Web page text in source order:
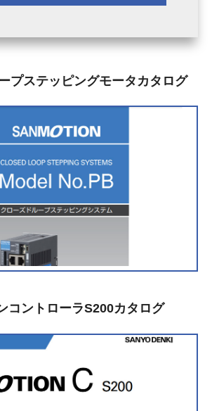
プステッピングモータカタログ
コントローラS200カタログ